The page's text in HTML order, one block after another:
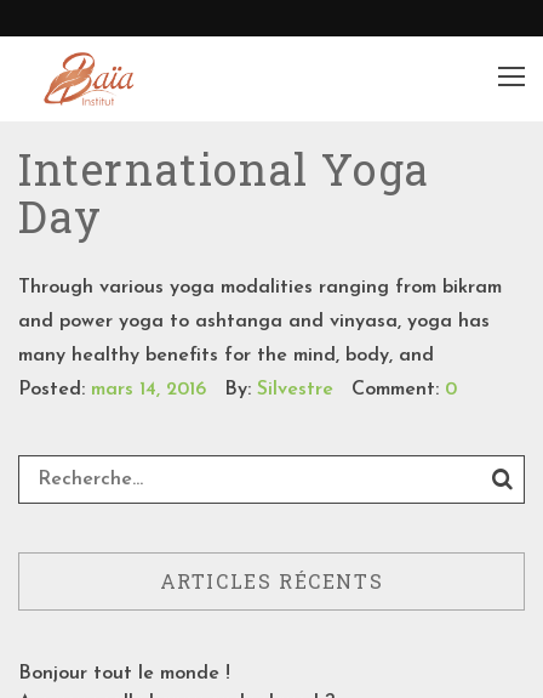
International Yoga
Day
Through various yoga modalities ranging from bikram
and power yoga to ashtanga and vinyasa, yoga has
many healthy benefits for the mind, body, and
Posted: mars 14, 2016 By: Silvestre Comment: 0
ARTICLES RÉCENTS
Bonjour tout le monde !